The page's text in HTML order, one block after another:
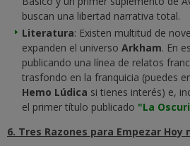
buscan una libertad narrativa total.
Literatura: Existen multitud de
expanden el universo Arkham. En
publicando una línea de relatos
trasfondo en la franquicia (puedes
Hemo Lúdica si tienes interés) e,
el primer título publicado "La
6. Tres Razones para Empezar Hoy